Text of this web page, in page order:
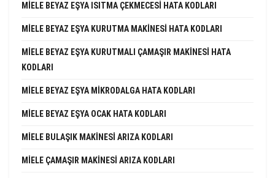
MIELE BEYAZ EŞYA ISITMA ÇEKMECESI HATA KODLARI
MIELE BEYAZ EŞYA KURUTMA MAKINESI HATA KODLARI
MIELE BEYAZ EŞYA KURUTMALI ÇAMAŞIR MAKINESI HATA
KODLARI
MIELE BEYAZ EŞYA MIKRODALGA HATA KODLARI
MIELE BEYAZ EŞYA OCAK HATA KODLARI
MIELE BULAŞIK MAKINESI ARIZA KODLARI
MIELE ÇAMAŞIR MAKINESI ARIZA KODLARI